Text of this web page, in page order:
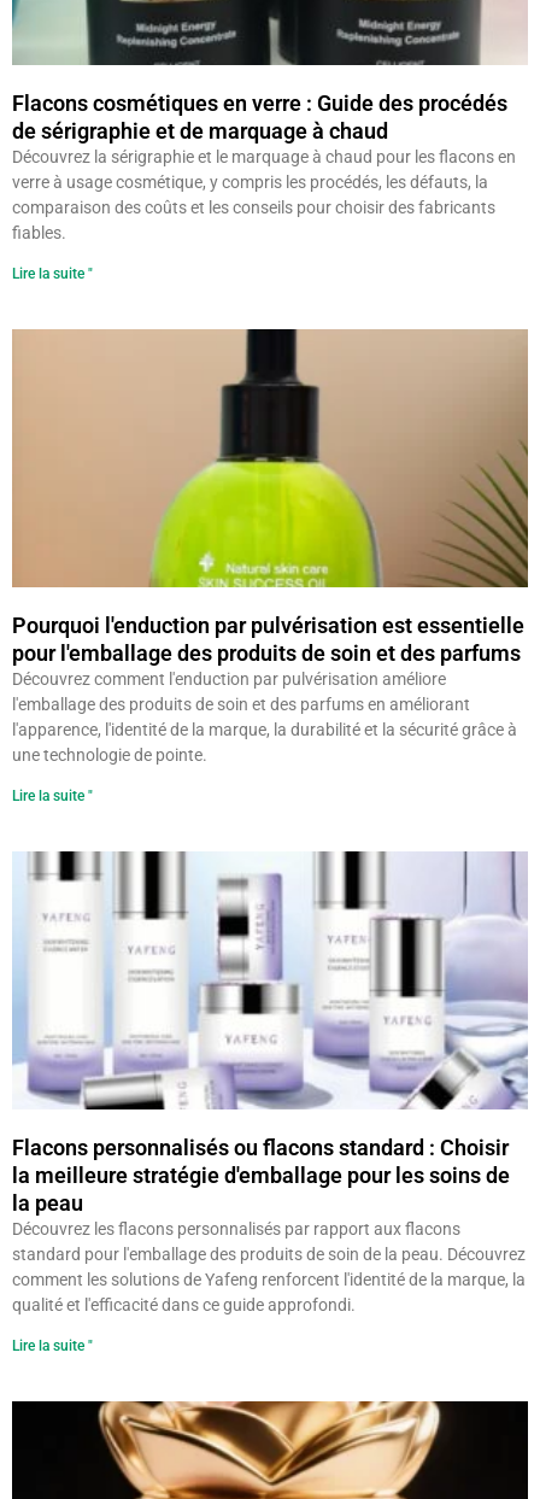
Flacons cosmétiques en verre : Guide des procédés
de sérigraphie et de marquage à chaud
Découvrez la sérigraphie et le marquage à chaud pour les flacons en
verre à usage cosmétique, y compris les procédés, les défauts, la
comparaison des coûts et les conseils pour choisir des fabricants
fiables.
Lire la suite "
Pourquoi l'enduction par pulvérisation est essentielle
pour l'emballage des produits de soin et des parfums
Découvrez comment l'enduction par pulvérisation améliore
l'emballage des produits de soin et des parfums en améliorant
l'apparence, l'identité de la marque, la durabilité et la sécurité grâce à
une technologie de pointe.
Lire la suite "
Flacons personnalisés ou flacons standard : Choisir
la meilleure stratégie d'emballage pour les soins de
la peau
Découvrez les flacons personnalisés par rapport aux flacons
standard pour l'emballage des produits de soin de la peau. Découvrez
comment les solutions de Yafeng renforcent l'identité de la marque, la
qualité et l'efficacité dans ce guide approfondi.
Lire la suite "